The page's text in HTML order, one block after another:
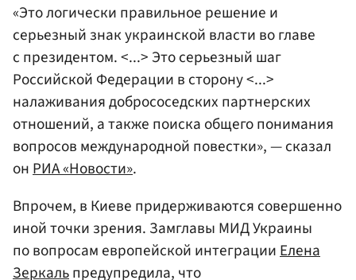
«Это логически правильное решение и
серьезный знак украинской власти во главе
с президентом. <...> Это серьезный шаг
Российской Федерации в сторону <...>
налаживания добрососедских партнерских
отношений, а также поиска общего понимания
вопросов международной повестки», — сказал
онРИА «Новости».
Впрочем, в Киеве придерживаются совершенно
иной точки зрения. Замглавы МИД Украины
по вопросам европейской интеграцииЕлена
Зеркальпредупредила, что